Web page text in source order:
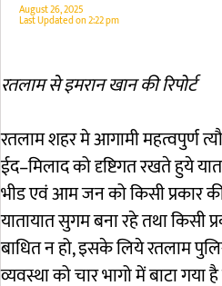
August 26, 2025
Last Updated on2:22 pm
रतलाम से इमरान खान की रिपोर्ट
रतलाम शहर मे आगामी महत्वपुर्ण
ईद–मिलाद को दृष्टिगत रखते हुये
भीड एवं आम जन को किसी प्रकार
यातायात सुगम बना रहे तथा किसी
बाधित न हो, इसके लिये रतलाम
व्यवस्था को चार भागो में बाटा गया